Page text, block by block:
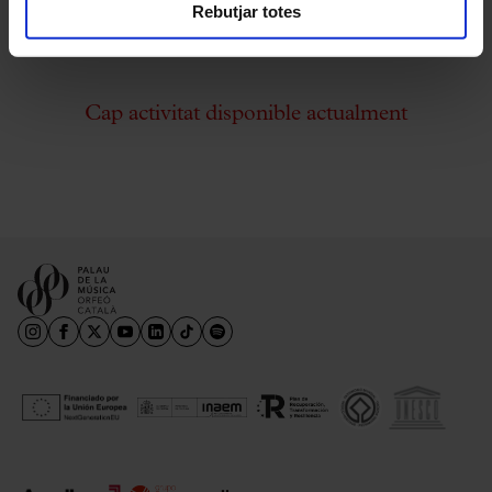
Rebutjar totes
Cap activitat disponible actualment